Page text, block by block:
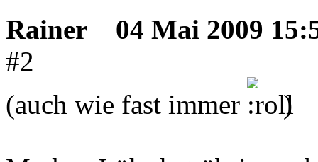
Rainer
04 Mai 2009
#2
(auch wie fast immer
)